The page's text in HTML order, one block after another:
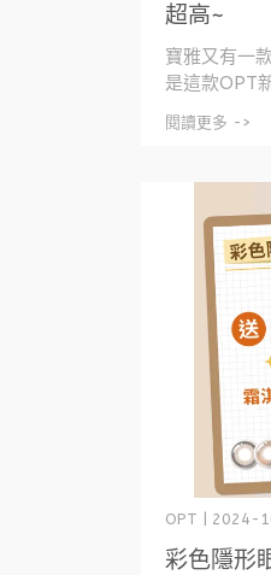
超高~
寶雅又有一
是這款OPT
閱讀更多 ->
彩色隱形
OPT | 2024-